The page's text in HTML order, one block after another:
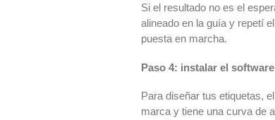
Si el resultado no es el
alineado en la guía y repetí
puesta en marcha.
Paso 4: instalar el
Para diseñar tus etiquetas,
marca y tiene una curva de